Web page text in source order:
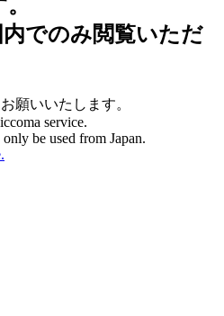
でのみ閲覧いただ
願いいたします。
service.
be used from Japan.